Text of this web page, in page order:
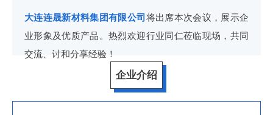
大连连晟新材料集团有限公司将出席本次会议，展示企
业形象及优质产品。热烈欢迎行业同仁莅临现场，共同
交流、讨和分享经验！
企业介绍